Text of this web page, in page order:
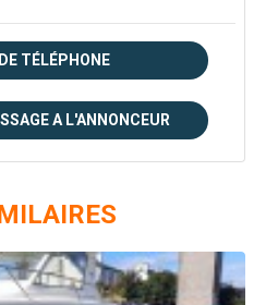
TÉLÉPHONE
A L'ANNONCEUR